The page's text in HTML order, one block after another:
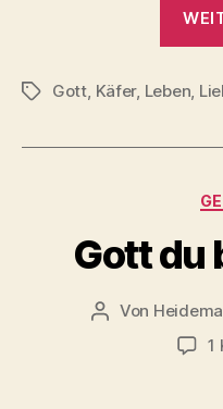
Schlagwörter
Gott Käfer, Leben
Gott du
Beitragsautor
Von
1